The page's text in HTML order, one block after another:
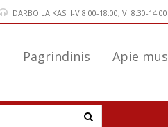
DARBO LAIKAS: I-V 8:00-18:00, VI 8:30-14:00
Pagrindinis Apie mus